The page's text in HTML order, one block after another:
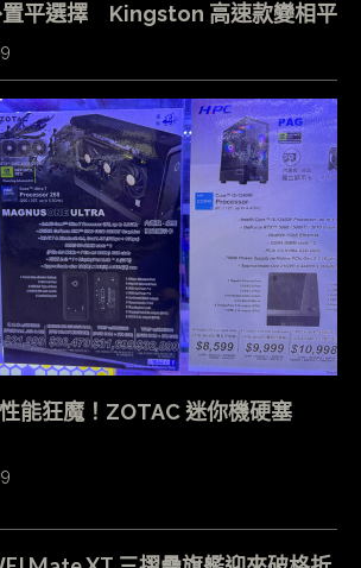
置平選擇 Kingston 高速款變相平
能狂魔！ZOTAC 迷你機硬塞